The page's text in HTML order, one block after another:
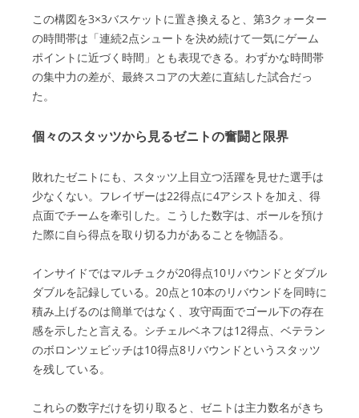
この構図を3×3バスケットに置き換えると、第3クォーター
の時間帯は「連続2点シュートを決め続けて一気にゲーム
ポイントに近づく時間」とも表現できる。わずかな時間帯
の集中力の差が、最終スコアの大差に直結した試合だっ
た。
個々のスタッツから見るゼニトの奮闘と限界
敗れたゼニトにも、スタッツ上目立つ活躍を見せた選手は
少なくない。フレイザーは22得点に4アシストを加え、得
点面でチームを牽引した。こうした数字は、ボールを預け
た際に自ら得点を取り切る力があることを物語る。
インサイドではマルチュクが20得点10リバウンドとダブル
ダブルを記録している。20点と10本のリバウンドを同時に
積み上げるのは簡単ではなく、攻守両面でゴール下の存在
感を示したと言える。シチェルベネフは12得点、ベテラン
のボロンツェビッチは10得点8リバウンドというスタッツ
を残している。
これらの数字だけを切り取ると、ゼニトは主力数名がきち